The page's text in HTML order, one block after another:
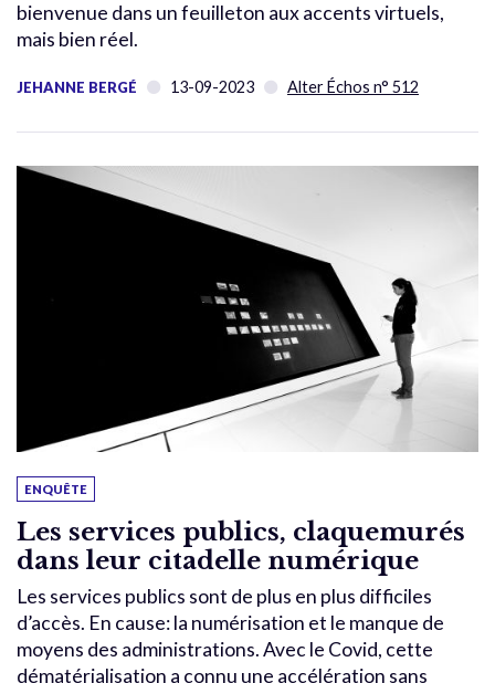
bienvenue dans un feuilleton aux accents virtuels,
mais bien réel.
JEHANNE BERGÉ 13-09-2023 Alter Échos n° 512
ENQUÊTE
Les services publics, claquemurés
dans leur citadelle numérique
Les services publics sont de plus en plus difficiles
d’accès. En cause: la numérisation et le manque de
moyens des administrations. Avec le Covid, cette
dématérialisation a connu une accélération sans